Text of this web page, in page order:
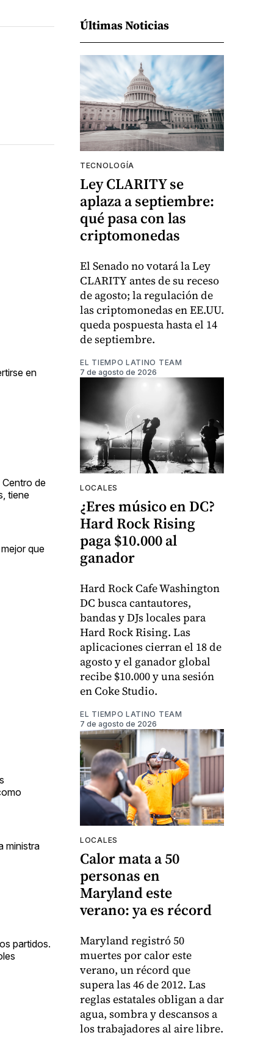
en
de
tiene
que
ministra
partidos.
Últimas Noticias
TECNOLOGÍA
Ley CLARITY se
aplaza a septiembre:
qué pasa con las
criptomonedas
El Senado no votará la Ley
CLARITY antes de su receso
de agosto; la regulación de
las criptomonedas en EE.UU.
queda pospuesta hasta el 14
de septiembre.
EL TIEMPO LATINO TEAM
7 de agosto de 2026
LOCALES
¿Eres músico en DC?
Hard Rock Rising
paga $10.000 al
ganador
Hard Rock Cafe Washington
DC busca cantautores,
bandas y DJs locales para
Hard Rock Rising. Las
aplicaciones cierran el 18 de
agosto y el ganador global
recibe $10.000 y una sesión
en Coke Studio.
EL TIEMPO LATINO TEAM
7 de agosto de 2026
LOCALES
Calor mata a 50
personas en
Maryland este
verano: ya es récord
Maryland registró 50
muertes por calor este
verano, un récord que
supera las 46 de 2012. Las
reglas estatales obligan a dar
agua, sombra y descansos a
los trabajadores al aire libre.